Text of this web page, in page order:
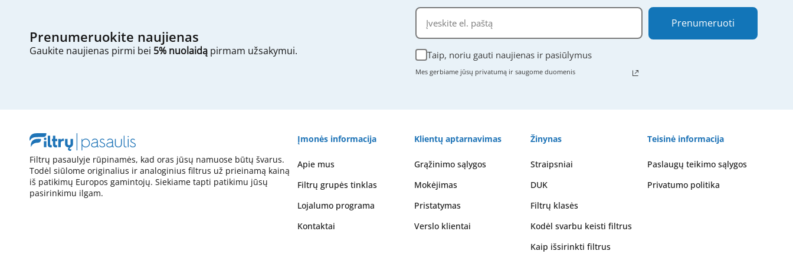
Prenumeruokite naujienas
Gaukite naujienas pirmi bei 5% nuolaidą pirmam užsakymui. Taip, noriu gauti naujienas ir pasiūlymus
Mes gerbiame jūsų privatumą ir saugome duomenis
Prenumeruoti
Filtrų pasaulyje rūpinamės, kad oras jūsų namuose būtų švarus.
Todėl siūlome originalius ir analoginius filtrus už prieinamą kainą
iš patikimų Europos gamintojų. Siekiame tapti patikimu jūsų
pasirinkimu ilgam.
Įmonės informacija
Apie mus
Filtrų grupės tinklas
Lojalumo programa
Kontaktai
Klientų aptarnavimas
Grąžinimo sąlygos
Mokėjimas
Pristatymas
Verslo klientai
Žinynas
Straipsniai
DUK
Filtrų klasės
Kodėl svarbu keisti filtrus
Kaip išsirinkti filtrus
Teisinė informacija
Paslaugų teikimo sąlygos
Privatumo politika